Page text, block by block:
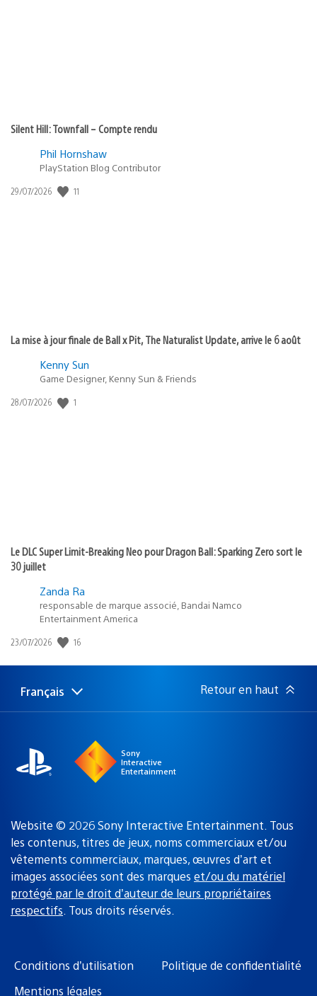
Silent Hill: Townfall – Compte rendu
Phil Hornshaw
PlayStation Blog Contributor
Date
29/07/2026 11
La mise à jour finale de Ball x Pit, The Naturalist Update, arrive le 6 août
Kenny Sun
Game Designer, Kenny Sun & Friends
Date
28/07/2026 1
Le DLC Super Limit-Breaking Neo pour Dragon Ball: Sparking Zero sort le
30 juillet
Zanda Ra
responsable de marque associé, Bandai Namco
Entertainment America
Date
publication
23/07/2026 16
Choisir
Région
Français Retour en haut
Sony
Interactive
Entertainment
Website © 2026 Sony Interactive Entertainment. Tous
les contenus, titres de jeux, noms commerciaux et/ou
vêtements commerciaux, marques, œuvres d’art et
images associées sont des marques et/ou du matériel
protégé par le droit d’auteur de leurs propriétaires
respectifs. Tous droits réservés.
Conditions d’utilisation
Politique de confidentialité
Mentions légales